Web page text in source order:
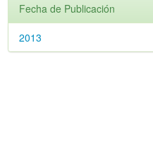
Fecha de Publicación
2013